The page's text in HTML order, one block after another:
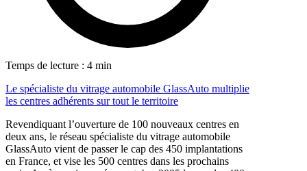
Temps de lecture : 4 min
Le spécialiste du vitrage automobile GlassAuto multiplie
les centres adhérents sur tout le territoire
Revendiquant l’ouverture de 100 nouveaux centres en
deux ans, le réseau spécialiste du vitrage automobile
GlassAuto vient de passer le cap des 450 implantations
en France, et vise les 500 centres dans les prochains